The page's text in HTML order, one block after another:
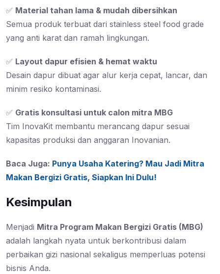
✅ Material tahan lama & mudah dibersihkan
Semua produk terbuat dari stainless steel food grade
yang anti karat dan ramah lingkungan.
✅ Layout dapur efisien & hemat waktu
Desain dapur dibuat agar alur kerja cepat, lancar, dan
minim resiko kontaminasi.
✅ Gratis konsultasi untuk calon mitra MBG
Tim InovaKit membantu merancang dapur sesuai
kapasitas produksi dan anggaran Inovanian.
Baca Juga: Punya Usaha Katering? Mau Jadi Mitra
Makan Bergizi Gratis, Siapkan Ini Dulu!
Kesimpulan
Menjadi Mitra Program Makan Bergizi Gratis (MBG)
adalah langkah nyata untuk berkontribusi dalam
perbaikan gizi nasional sekaligus memperluas potensi
bisnis Anda.